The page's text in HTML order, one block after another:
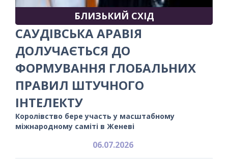
БЛИЗЬКИЙ СХІД
САУДІВСЬКА АРАВІЯ
ДОЛУЧАЄТЬСЯ ДО
ФОРМУВАННЯ ГЛОБАЛЬНИХ
ПРАВИЛ ШТУЧНОГО
ІНТЕЛЕКТУ
Королівство бере участь у масштабному
міжнародному саміті в Женеві
06.07.2026